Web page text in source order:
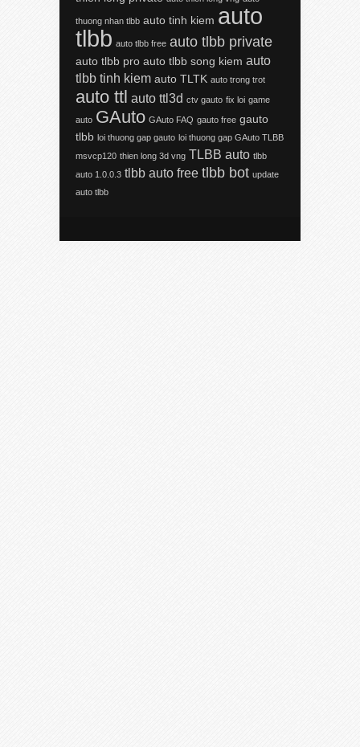
thuong nhan tlbb auto tinh kiem auto
tlbb auto tlbb free auto tlbb private
auto tlbb pro auto tlbb song kiem auto
tlbb tinh kiem auto TLTK auto trong trot
auto ttl auto ttl3d ctv gauto fix loi game
auto GAuto GAuto FAQ gauto free gauto
tlbb loi thuong gap gauto loi thuong gap GAuto TLBB
msvcp120 thien long 3d vng TLBB auto tlbb
auto 1.0.0.3 tlbb auto free tlbb bot update
auto tlbb